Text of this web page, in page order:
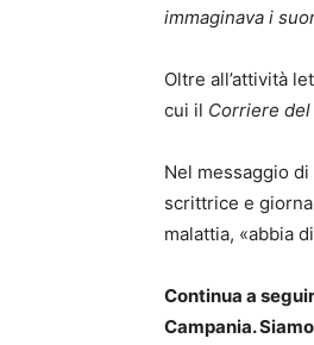
immaginava i
Oltre all’attività
cui il Corriere
Nel messaggio
scrittrice e
malattia, «abbia
Continua a
Campania.